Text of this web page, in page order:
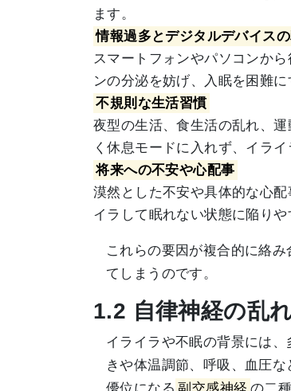
ます。
情報過多とデジタルデバイスの
スマートフォンやパソコンか
ンの分泌を妨げ、入眠を困難に
不規則な生活習慣
夜型の生活、食生活の乱れ、
く休息モードに入れず、イラ
将来への不安や心配事
漠然とした不安や具体的な心
イラして眠れない状態に陥りや
これらの要因が複合的に絡み
てしまうのです。
1.2 自律神経の乱
イライラや不眠の背景には、
きや体温調節、呼吸、血圧